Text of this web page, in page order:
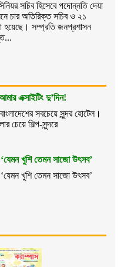
সচিব হিসেবে পদোন্নতি দেয়া
চার অতিরিক্ত সচিব ও ২১
হয়েছে। সম্প্রতি জনপ্রশাসন
এক্সাইটিং দু’দিন!
সবচেয়ে সুন্দর হোটেল।
চেয়ে শিল্প-সুন্দরে
খুশি তেমন সাজো উৎসব’
খুশি তেমন সাজো উৎসব’